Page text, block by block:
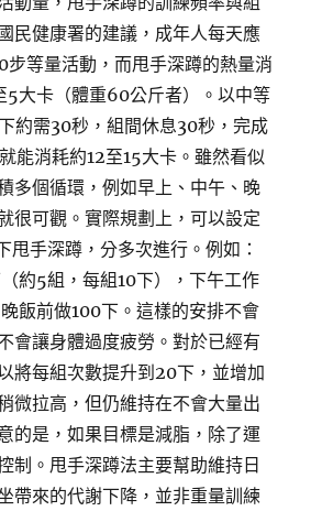
民健康署的建議，成年人每天應
等量活動，而甩手深蹲的熱量消
5大卡（體重60公斤者）。以中等
約需30秒，組間休息30秒，完成
能消耗約12至15大卡。雖然看似
多個循環，例如早上、中午、晚
很可觀。實際規劃上，可以設定
甩手深蹲，分多次進行。例如：
約5組，每組10下），下午工作
飯前做100下。這樣的安排不會
會讓身體過度疲勞。對於已經有
將每組次數提升到20下，並增加
微拉高，但仍維持在不會大量出
的是，如果目標是減脂，除了運
制。甩手深蹲法主要幫助維持日
帶來的代謝下降，並非重量訓練